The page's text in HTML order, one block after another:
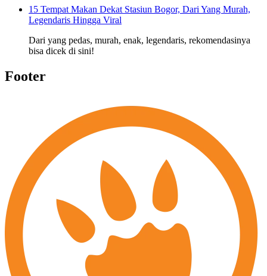
15 Tempat Makan Dekat Stasiun Bogor, Dari Yang Murah,
Legendaris Hingga Viral
Dari yang pedas, murah, enak, legendaris, rekomendasinya
bisa dicek di sini!
Footer